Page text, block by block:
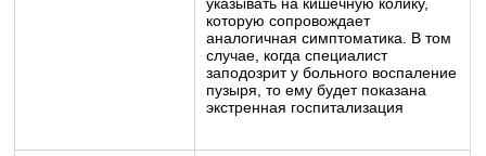
которую сопровождает
аналогичная симптоматика. В том
случае, когда специалист
заподозрит у больного воспаление
пузыря, то ему будет показана
экстренная госпитализация